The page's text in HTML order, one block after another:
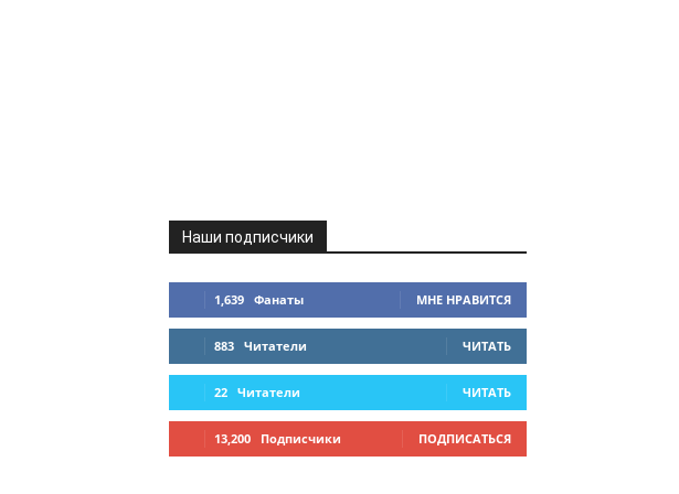
Наши подписчики
1,639 Фанаты МНЕ НРАВИТСЯ
883 Читатели ЧИТАТЬ
22 Читатели ЧИТАТЬ
13,200 Подписчики ПОДПИСАТЬСЯ